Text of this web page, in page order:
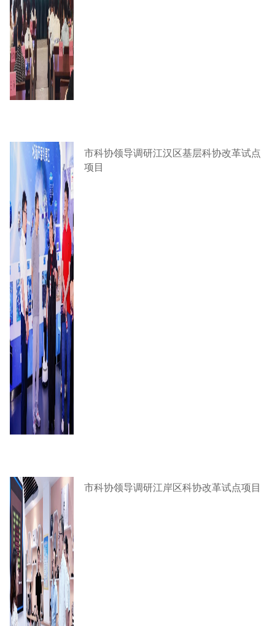
市科协领导调研江汉区基层科协改革试点
项目
市科协领导调研江岸区科协改革试点项目